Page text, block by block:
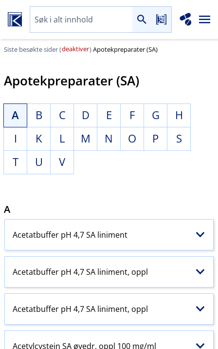
Siste besøkte sider (deaktiver)Apotekpreparater (SA)
Apotekpreparater (SA)
A B C D E F G
H
I
K L M N O P
S
T
U V
A
Acetatbuffer pH 4,7 SA liniment
Acetatbuffer pH 4,7 SA liniment, oppl
Acetatbuffer pH 4,7 SA liniment, oppl
Acetylcystein SA øyedr, oppl 100 mg/ml